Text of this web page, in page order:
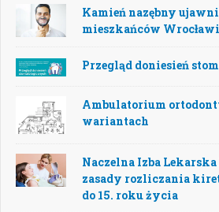
Kamień nazębny
mieszkańców
Przegląd doniesień
Ambulatorium
wariantach
Naczelna Izba
zasady rozliczania
do 15. roku życia